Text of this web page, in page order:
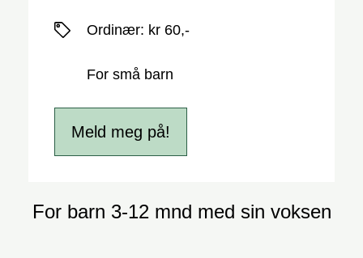
Ordinær: kr 60,-
For små barn
Meld meg på!
For barn 3-12 mnd med sin voksen